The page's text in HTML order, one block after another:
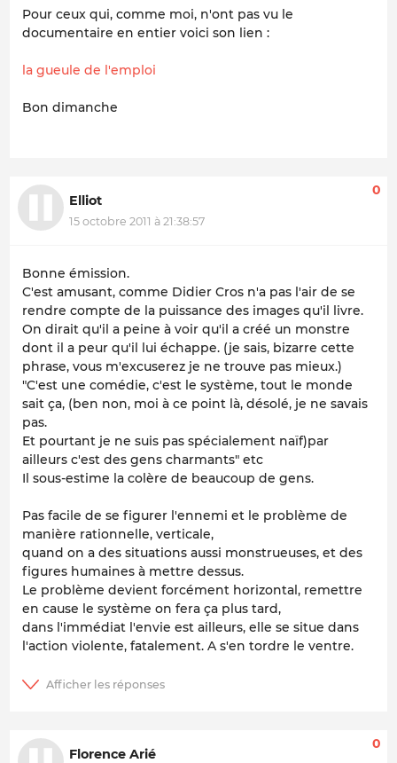
Pour ceux qui, comme moi, n'ont pas vu le
documentaire en entier voici son lien :
la gueule de l'emploi
Bon dimanche
Elliot
15 octobre 2011 à 21:38:57
0
Bonne émission.
C'est amusant, comme Didier Cros n'a pas l'air de se
rendre compte de la puissance des images qu'il livre.
On dirait qu'il a peine à voir qu'il a créé un monstre
dont il a peur qu'il lui échappe. (je sais, bizarre cette
phrase, vous m'excuserez je ne trouve pas mieux.)
"C'est une comédie, c'est le système, tout le monde
sait ça, (ben non, moi à ce point là, désolé, je ne savais
pas.
Et pourtant je ne suis pas spécialement naïf)par
ailleurs c'est des gens charmants" etc
Il sous-estime la colère de beaucoup de gens.
Pas facile de se figurer l'ennemi et le problème de
manière rationnelle, verticale,
quand on a des situations aussi monstrueuses, et des
figures humaines à mettre dessus.
Le problème devient forcément horizontal, remettre
en cause le système on fera ça plus tard,
dans l'immédiat l'envie est ailleurs, elle se situe dans
l'action violente, fatalement. A s'en tordre le ventre.
Florence Arié
0